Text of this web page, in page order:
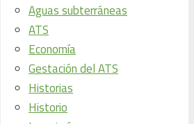
Aguas subterráneas
ATS
Economía
Gestación del ATS
Historias
Historio